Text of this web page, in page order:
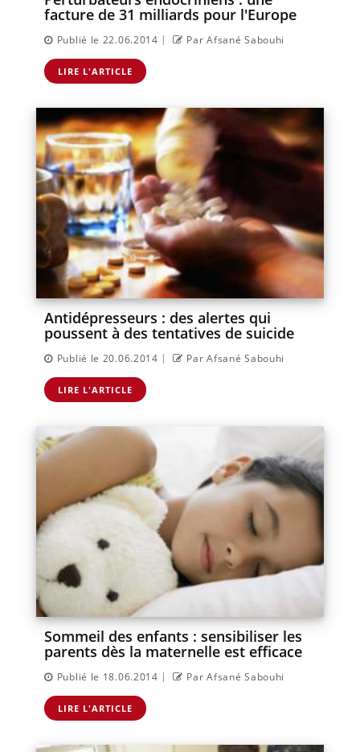
facture de 31 milliards pour l'Europe
Publié le 22.06.2014 | Par Afsané Sabouhi
LIRE L'ARTICLE
Antidépresseurs : des alertes qui
poussent à des tentatives de suicide
Publié le 20.06.2014 | Par Afsané Sabouhi
LIRE L'ARTICLE
Sommeil des enfants : sensibiliser les
parents dès la maternelle est efficace
Publié le 18.06.2014 | Par Afsané Sabouhi
LIRE L'ARTICLE